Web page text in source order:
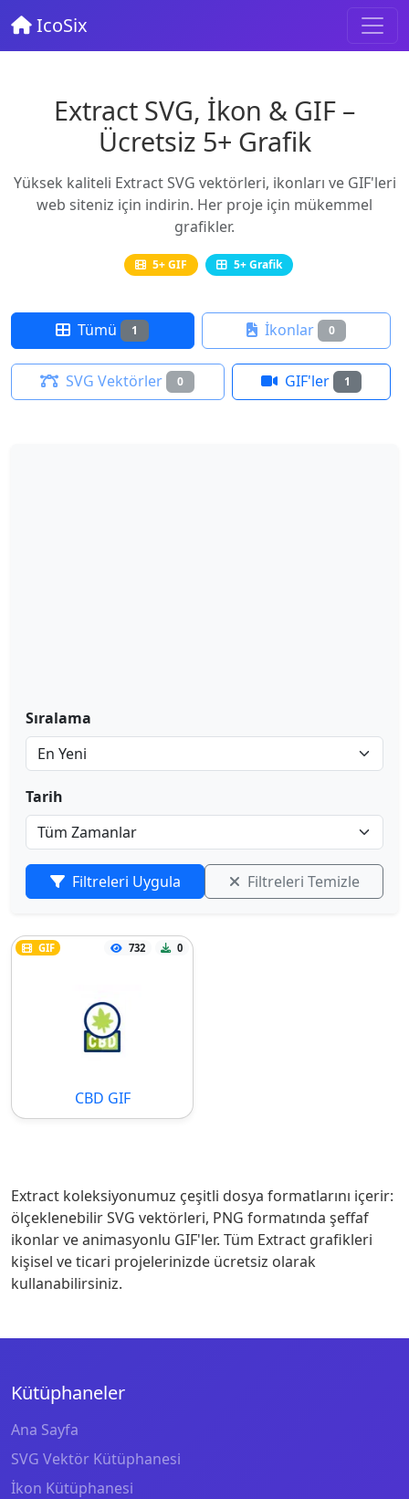
IcoSix
Extract SVG, İkon & GIF –
Ücretsiz 5+ Grafik
Yüksek kaliteli Extract SVG vektörleri, ikonları ve GIF'leri
web siteniz için indirin. Her proje için mükemmel
grafikler.
5+ GIF 5+ Grafik
Tümü 1 İkonlar 0
SVG Vektörler 0 GIF'ler 1
Sıralama
Tarih
Filtreleri Uygula Filtreleri Temizle
GIF 732 0
CBD GIF
Extract koleksiyonumuz çeşitli dosya formatlarını içerir:
ölçeklenebilir SVG vektörleri, PNG formatında şeffaf
ikonlar ve animasyonlu GIF'ler. Tüm Extract grafikleri
kişisel ve ticari projelerinizde ücretsiz olarak
kullanabilirsiniz.
Kütüphaneler
Ana Sayfa
SVG Vektör Kütüphanesi
İkon Kütüphanesi